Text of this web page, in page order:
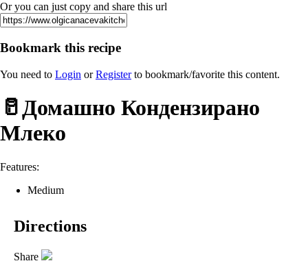
Or you can just copy and share this url
Bookmark this recipe
You need to Login orRegisterto bookmark/favorite this content.
🥛Домашно Кондензирано
Млеко
Features:
Medium
Directions
Share